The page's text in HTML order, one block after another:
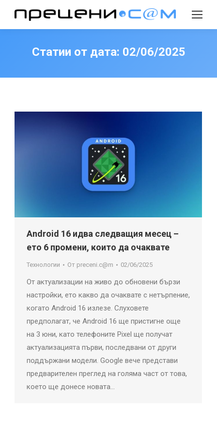
Search:
Статии от дата: 02/06/2025
Android 16 идва следващия месец –
ето 6 промени, които да очаквате
Технологии От preceni.c@m 02/06/2025
От актуализации на живо до обновени бързи
настройки, ето какво да очаквате с нетърпение,
когато Android 16 излезе. Слуховете
предполагат, че Android 16 ще пристигне още
на 3 юни, като телефоните Pixel ще получат
актуализацията първи, последвани от други
поддържани модели. Google вече представи
предварителен преглед на голяма част от това,
което ще донесе новата…